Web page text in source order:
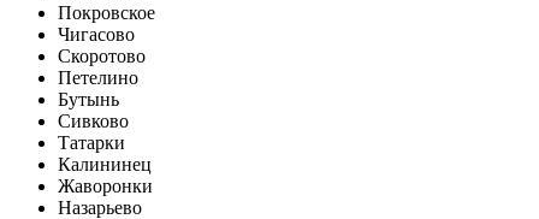
Покровское
Чигасово
Скоротово
Петелино
Бутынь
Сивково
Татарки
Калининец
Жаворонки
Назарьево